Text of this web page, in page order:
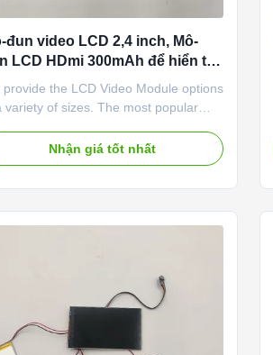
đun video LCD 2,4 inch, Mô-
LCD HDmi 300mAh để hiển thị
với bọt EVA
provide the LCD Video Module options
variety of sizes. The most popular
a mini display 2.4” used in Video
Cards).OLED display, no need
Nhận giá tốt nhất